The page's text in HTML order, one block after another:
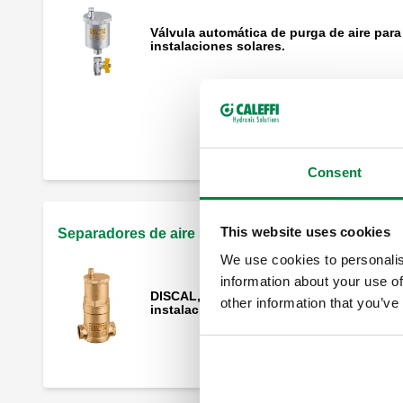
Consent
This website uses cookies
We use cookies to
information about your use
other information that
Válvula automática de purga de aire para
instalaciones solares.
DISCALAIR, Válvula automática de purga
instalaciones solares.
Separadores de aire solares
DISCAL, Separador de aire para
instalaciones solares.